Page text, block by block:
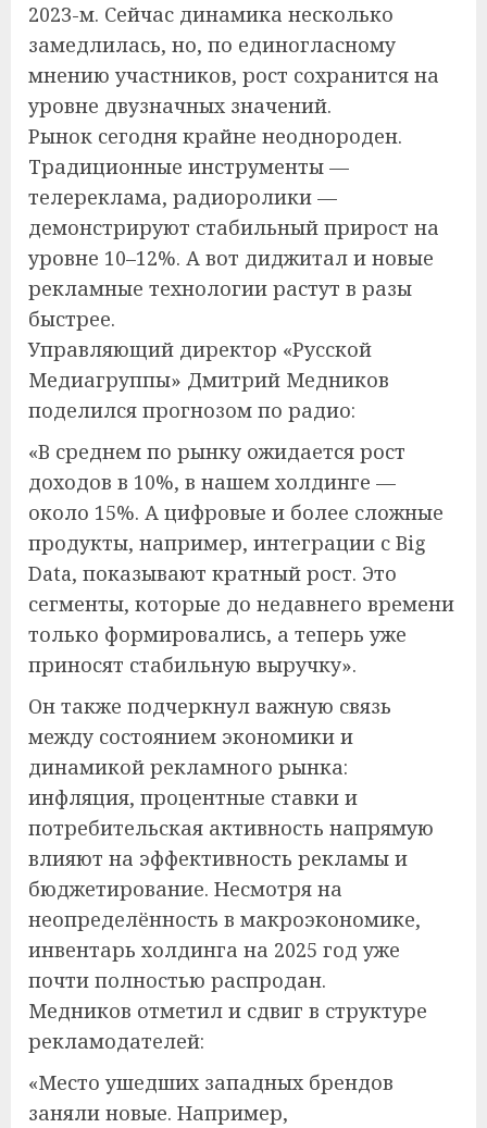
2023-м. Сейчас динамика несколько
замедлилась, но, по единогласному
мнению участников, рост сохранится на
уровне двузначных значений.
Рынок сегодня крайне неоднороден.
Традиционные инструменты —
телереклама, радиоролики —
демонстрируют стабильный прирост на
уровне 10–12%. А вот диджитал и новые
рекламные технологии растут в разы
быстрее.
Управляющий директор «Русской
Медиагруппы» Дмитрий Медников
поделился прогнозом по радио:
«В среднем по рынку ожидается рост
доходов в 10%, в нашем холдинге —
около 15%. А цифровые и более сложные
продукты, например, интеграции с Big
Data, показывают кратный рост. Это
сегменты, которые до недавнего времени
только формировались, а теперь уже
приносят стабильную выручку».
Он также подчеркнул важную связь
между состоянием экономики и
динамикой рекламного рынка:
инфляция, процентные ставки и
потребительская активность напрямую
влияют на эффективность рекламы и
бюджетирование. Несмотря на
неопределённость в макроэкономике,
инвентарь холдинга на 2025 год уже
почти полностью распродан.
Медников отметил и сдвиг в структуре
рекламодателей:
«Место ушедших западных брендов
заняли новые. Например,